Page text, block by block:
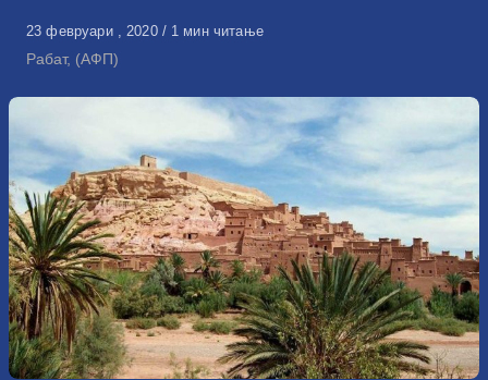
Објавено
на
23 февруари , 2020 1 мин читање
Рабат, (АФП)